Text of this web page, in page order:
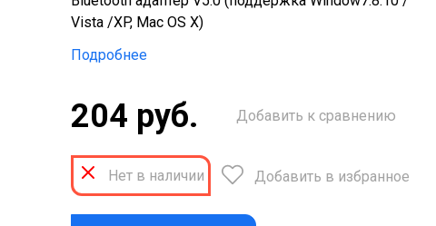
Vista /XP, Mac OS X)
Подробнее
204 руб.
Нет в наличии
Добавить к сравнению
Добавить в избранное